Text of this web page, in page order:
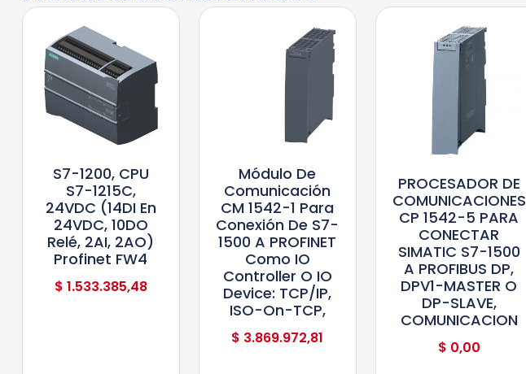
S7-1200, CPU
S7-1215C,
24VDC (14DI En
24VDC, 10DO
Relé, 2AI, 2AO)
Profinet FW4
$ 1.533.385,48
Módulo De
Comunicación
CM 1542-1 Para
Conexión De S7-
1500 A PROFINET
Como IO
Controller O IO
Device: TCP/IP,
ISO-On-TCP,
$ 3.869.972,81
PROCESADOR DE
COMUNICACIONES
CP 1542-5 PARA
CONECTAR
SIMATIC S7-1500
A PROFIBUS DP,
DPV1-MASTER O
DP-SLAVE,
COMUNICACION
$ 0,00